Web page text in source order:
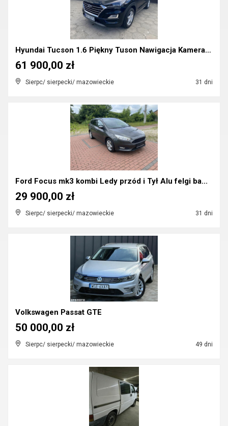
Hyundai Tucson 1.6 Piękny Tuson Nawigacja Kamera L...
Sierpc/ sierpecki/ mazowieckie 31 dni
61 900,00 zł
Ford Focus mk3 kombi Ledy przód i Tył Alu felgi ba...
Sierpc/ sierpecki/ mazowieckie 31 dni
29 900,00 zł
Volkswagen Passat GTE
Sierpc/ sierpecki/ mazowieckie 49 dni
50 000,00 zł